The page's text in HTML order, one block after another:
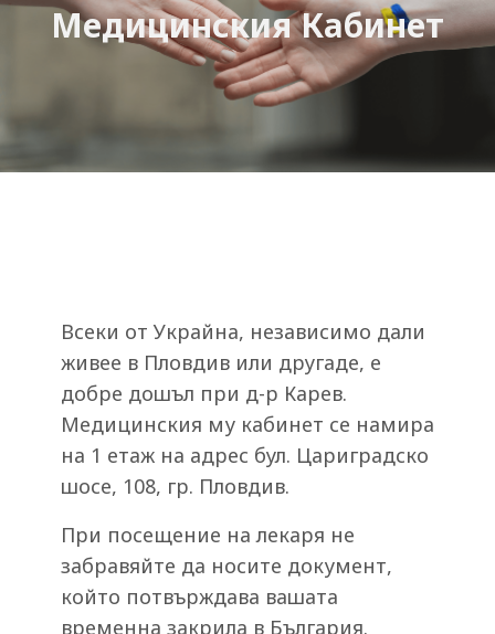
Медицинския Кабинет
Всеки от Украйна, независимо дали
живее в Пловдив или другаде, е
добре дошъл при д-р Карев.
Медицинския му кабинет се намира
на 1 етаж на адрес бул. Цариградско
шосе, 108, гр. Пловдив.
При посещение на лекаря не
забравяйте да носите документ,
който потвърждава вашата
временна закрила в България.